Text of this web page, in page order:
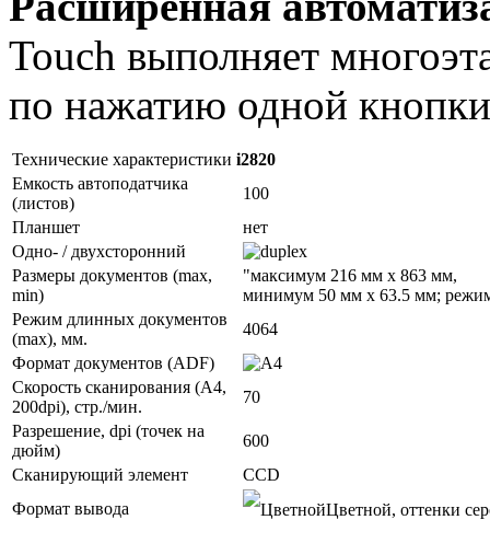
Touch выполняет
по нажатию одной
Технические характеристики i2820
Емкость автоподатчика
(листов)
100
Планшет
нет
Одно- / двухсторонний
Размеры документов (max,
min)
"максимум 216 мм х 863 мм,
минимум 50 мм х 63.5 мм;
Режим длинных документов
(max), мм.
4064
Формат документов (ADF)
Скорость сканирования (А4,
200dpi), стр./мин.
70
Разрешение, dpi (точек на
дюйм)
600
Сканирующий элемент
CCD
Формат вывода
Цветной, оттенки